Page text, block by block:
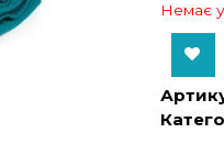
Немає
Wishlist